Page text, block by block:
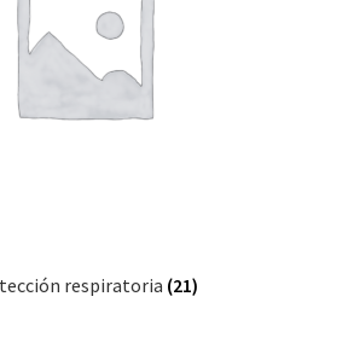
respiratoria (21)